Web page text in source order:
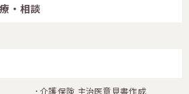
・相談
介護保険 主治医意見書作成